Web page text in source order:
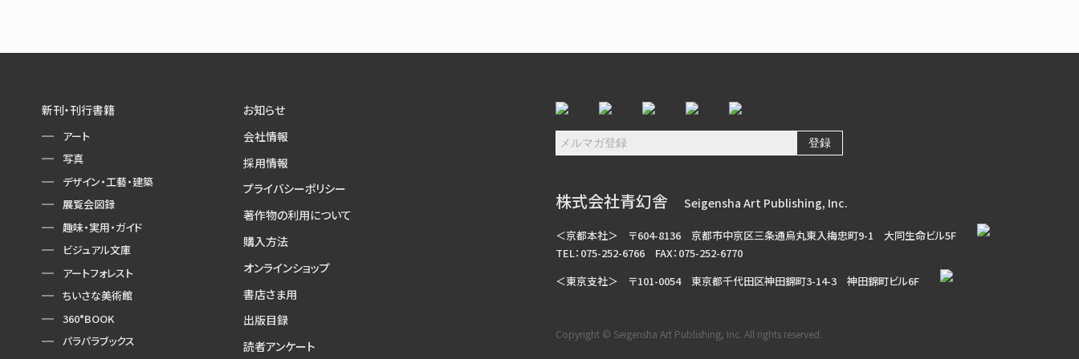
新刊・刊行書籍
アート
写真
デザイン・工藝・建築
展覧会図録
趣味・実用・ガイド
ビジュアル文庫
アートフォレスト
ちいさな美術館
360°BOOK
パラパラブックス
お知らせ
会社情報
採用情報
プライバシーポリシー
著作物の利用について
購入方法
オンラインショップ
書店さま用
出版目録
読者アンケート
株式会社青幻舎 Seigensha Art Publishing, Inc.
＜京都本社＞ 〒604-8136 京都市中京区三条通烏丸東入梅忠町9-1 大同生命ビル5F
TEL：075-252-6766
FAX：075-252-6770
＜東京支社＞
〒101-0054 東京都千代田区神田錦町3-14-3 神田錦町ビル6F
Copyright © Seigensha Art Publishing, Inc. All rights reserved.